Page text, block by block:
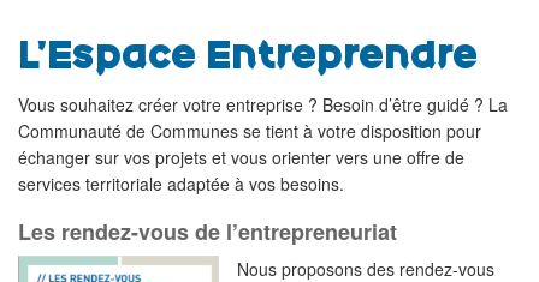
L’Espace Entreprendre
Vous souhaitez créer votre entreprise ? Besoin d’être guidé ? La
Communauté de Communes se tient à votre disposition pour
échanger sur vos projets et vous orienter vers une offre de
services territoriale adaptée à vos besoins.
Les rendez-vous de l’entrepreneuriat
Nous proposons des rendez-vous